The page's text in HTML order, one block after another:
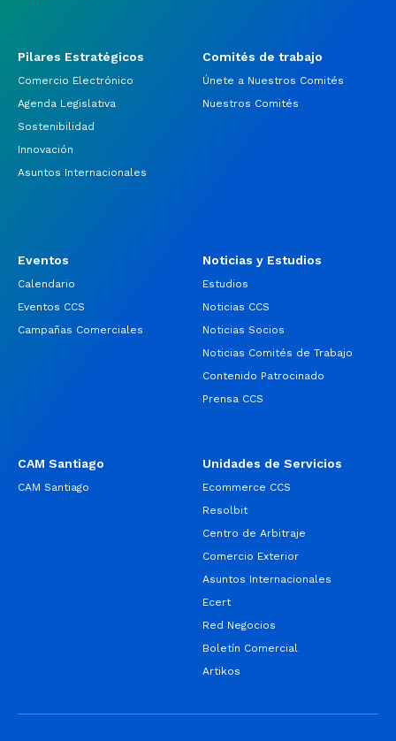
Pilares Estratégicos
Comercio Electrónico
Agenda Legislativa
Sostenibilidad
Innovación
Asuntos Internacionales
Comités de trabajo
Únete a Nuestros Comités
Nuestros Comités
Eventos
Calendario
Eventos CCS
Campañas Comerciales
Noticias y Estudios
Estudios
Noticias CCS
Noticias Socios
Noticias Comités de Trabajo
Contenido Patrocinado
Prensa CCS
CAM Santiago
CAM Santiago
Unidades de Servicios
Ecommerce CCS
Resolbit
Centro de Arbitraje
Comercio Exterior
Asuntos Internacionales
Ecert
Red Negocios
Boletín Comercial
Artikos